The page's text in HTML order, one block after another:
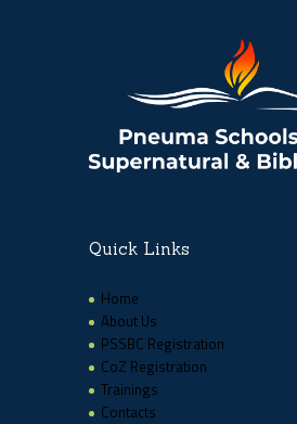
Quick Links
Home
About Us
PSSBC Registration
CoZ Registration
Trainings
Contacts